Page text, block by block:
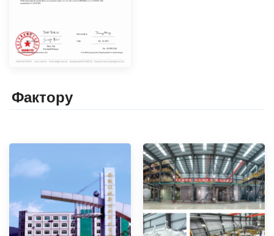
Факторy